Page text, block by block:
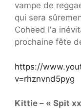
vampe de
qui sera
Coheed l'a
prochaine fête
https://
v=rhznvnd5pyg
Kittie – « Spit